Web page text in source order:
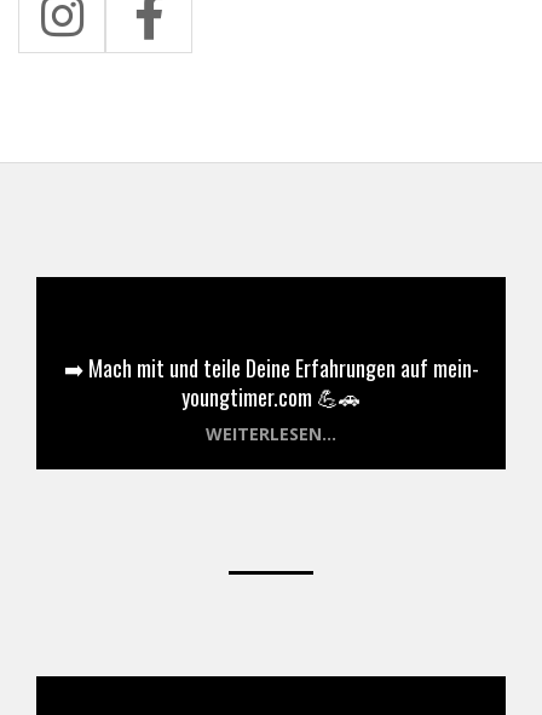
➡️ Mach mit und teile Deine Erfahrungen auf mein-
youngtimer.com 💪🚗
WEITERLESEN...